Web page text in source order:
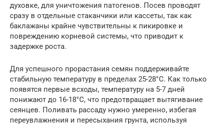
духовке, для уничтожения патогенов. Посев проводят
сразу в отдельные стаканчики или кассеты, так как
баклажаны крайне чувствительны к пикировке и
повреждению корневой системы, что приводит к
задержке роста.
Для успешного прорастания семян поддерживайте
стабильную температуру в пределах 25-28°C. Как только
появятся первые всходы, температуру на 5-7 дней
понижают до 16-18°C, что предотвращает вытягивание
сеянцев. Поливать рассаду нужно умеренно, избегая
переувлажнения и пересыхания грунта, используя